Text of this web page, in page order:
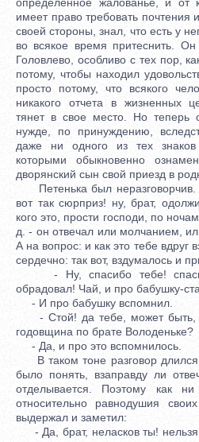
имеет право требовать почтения
своей стороны, знал, что есть у
во всякое время притеснить.
Головлево, особливо с тех пор,
потому, чтобы находил
просто потому, что всякого
никакого отчета в жизненных
тянет в свое место. Но теперь
нужде, по принуждению,
даже ни одного из тех знаков
которыми обыкновенно
дворянский сын свой приезд в
Петенька был неразговорчив.
вот так сюрприз! ну, брат,
кого это, прости господи, по
д. - он отвечал или молчанием,
А на вопрос: и как это тебе вдруг
сердечно: так вот, вздумалось и
- Ну, спасибо тебе!
обрадовал! Чай, и про бабушку-
- И про бабушку вспомнил.
- Стой! да тебе, может быть,
годовщина по брате Володеньке?
- Да, и про это вспомнилось.
В таком тоне разговор длился
было понять, взаправду ли
отделывается. Поэтому как
относительно равнодушия
выдержал и заметил:
- Да, брат, неласков ты! нельзя